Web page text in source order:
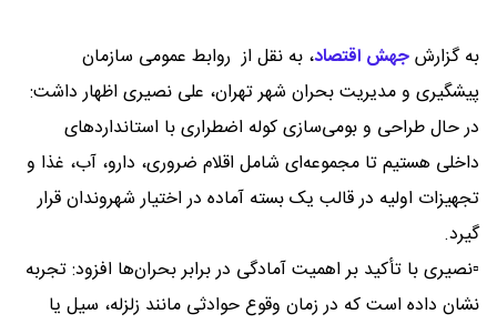
به گزارشجهش اقتصاد، به نقل از روابط عمومی سازمان
پیشگیری و مدیریت بحران شهر تهران، علی نصیری اظهار داشت:
در حال طراحی و بومی‌سازی کوله اضطراری با استانداردهای
داخلی هستیم تا مجموعه‌ای شامل اقلام ضروری، دارو، آب، غذا و
تجهیزات اولیه در قالب یک بسته آماده در اختیار شهروندان قرار
گیرد.
▫️نصیری با تأکید بر اهمیت آمادگی در برابر بحران‌ها افزود: تجربه
نشان داده است که در زمان وقوع حوادثی مانند زلزله، سیل یا